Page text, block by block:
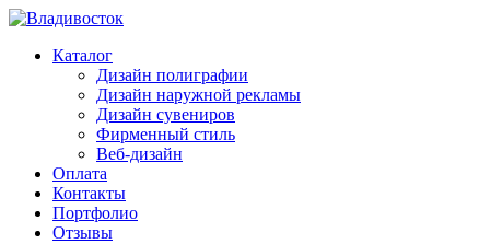
Каталог
Дизайн полиграфии
Дизайн наружной рекламы
Дизайн сувениров
Фирменный стиль
Веб-дизайн
Оплата
Контакты
Портфолио
Отзывы